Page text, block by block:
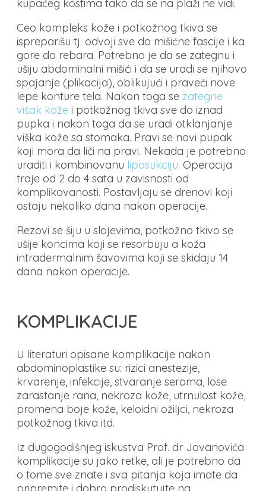
kupaćeg kostima tako da se na plaži ne vidi.
Ceo kompleks kože i potkožnog tkiva se
ispreparišu tj. odvoji sve do mišićne fascije i ka
gore do rebara. Potrebno je da se zategnu i
ušiju abdominalni mišići i da se uradi se njihovo
spajanje (plikacija), oblikujući i praveći nove
lepe konture tela. Nakon toga se zategne
višak kože i potkožnog tkiva sve do iznad
pupka i nakon toga da se uradi otklanjanje
viška kože sa stomaka. Pravi se novi pupak
koji mora da liči na pravi. Nekada je potrebno
uraditi i kombinovanu liposukciju. Operacija
traje od 2 do 4 sata u zavisnosti od
komplikovanosti. Postavljaju se drenovi koji
ostaju nekoliko dana nakon operacije.
Rezovi se šiju u slojevima, potkožno tkivo se
ušije koncima koji se resorbuju a koža
intradermalnim šavovima koji se skidaju 14
dana nakon operacije.
KOMPLIKACIJE
U literaturi opisane komplikacije nakon
abdominoplastike su: rizici anestezije,
krvarenje, infekcije, stvaranje seroma, lose
zarastanje rana, nekroza kože, utrnulost kože,
promena boje kože, keloidni ožiljci, nekroza
potkožnog tkiva itd.
Iz dugogodišnjeg iskustva Prof. dr Jovanovića
komplikacije su jako retke, ali je potrebno da
o tome sve znate i sva pitanja koja imate da